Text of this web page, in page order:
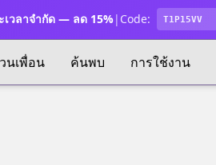
เวลาจำกัด — ลด 15%| Code: T1P15VV
นเพื่อน ค้นพบ การใช้งาน